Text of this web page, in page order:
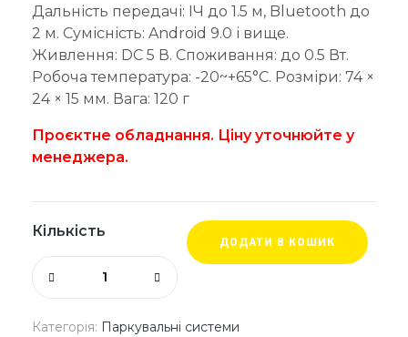
Дальність передачі: ІЧ до 1.5 м, Bluetooth до
2 м. Сумісність: Android 9.0 і вище.
Живлення: DC 5 В. Споживання: до 0.5 Вт.
Робоча температура: -20~+65°C. Розміри: 74 ×
24 × 15 мм. Вага: 120 г
Проєктне обладнання. Ціну уточнюйте у
менеджера.
Кількість
ДОДАТИ В КОШИК
Категорія: Паркувальні системи